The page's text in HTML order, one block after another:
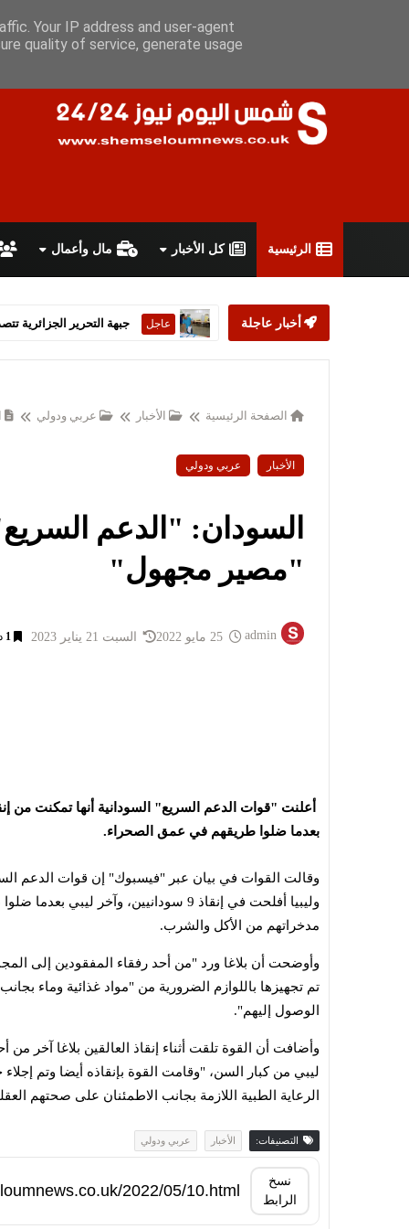
سياسة الخصوصية اتفاقية الاستخدام
الرئيسية كل الأخبار مال وأعمال
أخبار عاجلة عاجل جبهة التحرير الجزائرية عاجل ستارمر يعلن استقالته من
الصفحة الرئيسية الأخبار عربي ودولي
الأخبار عربي ودولي
"مصير مجهول"
admin السبت 21 يناير 2023 1
أعلنت "قوات الدعم السريع" السودانية أنها تمكنت من
بعدما ضلوا طريقهم في عمق الصحراء.
وقالت القوات في بيان عبر "فيسبوك" إن قوات الدعم
وليبيا أفلحت في إنقاذ 9 سودانيين،
مدخراتهم من الأكل والشرب.
تم تجهيزها باللوازم الضرورية من "مواد غذائية وماء
الوصول إليهم".
ليبي من كبار السن، "وقامت القوة بإنقاذه أيضا وتم
الرعاية الطبية اللازمة بجانب الاطمئنان على صحتهم
التصنيفات: الأخبار عربي ودولي
نسخ
الرابط
Your IP address and user-agent
quality of service, generate usage